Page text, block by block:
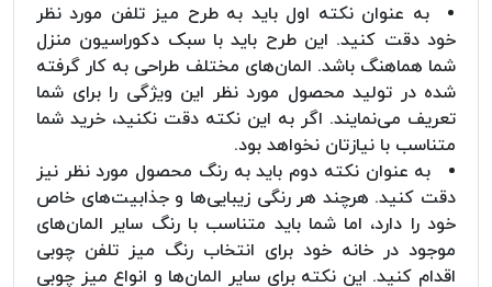
به عنوان نکته اول باید به طرح میز تلفن مورد نظر
خود دقت کنید. این طرح باید با سبک دکوراسیون منزل
شما هماهنگ باشد. المان‌های مختلف طراحی به کار گرفته
شده در تولید محصول مورد نظر این ویژگی را برای شما
تعریف می‌نمایند. اگر به این نکته دقت نکنید، خرید شما
متناسب با نیازتان نخواهد بود.
به عنوان نکته دوم باید به رنگ محصول مورد نظر نیز
دقت کنید. هرچند هر رنگی زیبایی‌ها و جذابیت‌های خاص
خود را دارد، اما شما باید متناسب با رنگ سایر المان‌های
موجود در خانه خود برای انتخاب رنگ میز تلفن چوبی
اقدام کنید. این نکته برای سایر المان‌ها و انواع میز چوبی